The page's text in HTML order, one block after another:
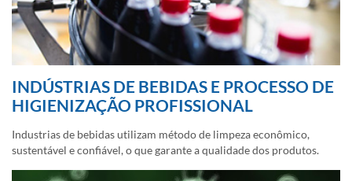
INDÚSTRIAS DE BEBIDAS E PROCESSO DE
HIGIENIZAÇÃO PROFISSIONAL
Industrias de bebidas utilizam método de limpeza econômico,
sustentável e confiável, o que garante a qualidade dos produtos.